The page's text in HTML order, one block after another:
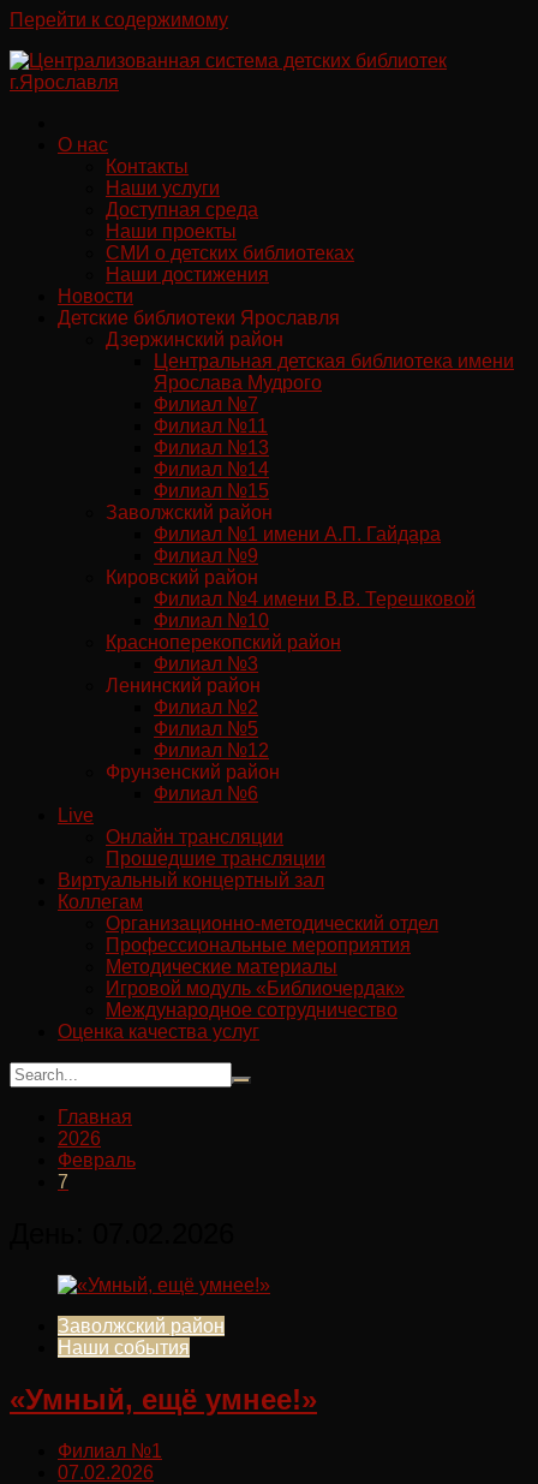
Перейти к содержимому
О нас
Контакты
Наши услуги
Доступная среда
Наши проекты
СМИ о детских библиотеках
Наши достижения
Новости
Детские библиотеки Ярославля
Дзержинский район
Центральная детская библиотека имени
Ярослава Мудрого
Филиал №7
Филиал №11
Филиал №13
Филиал №14
Филиал №15
Заволжский район
Филиал №1 имени А.П. Гайдара
Филиал №9
Кировский район
Филиал №4 имени В.В. Терешковой
Филиал №10
Красноперекопский район
Филиал №3
Ленинский район
Филиал №2
Филиал №5
Филиал №12
Фрунзенский район
Филиал №6
Live
Онлайн трансляции
Прошедшие трансляции
Виртуальный концертный зал
Коллегам
Организационно-методический отдел
Профессиональные мероприятия
Методические материалы
Игровой модуль «Библиочердак»
Международное сотрудничество
Оценка качества услуг
Главная
2026
Февраль
7
Заволжский район
Наши события
«Умный, ещё умнее!»
Филиал №1
07.02.2026